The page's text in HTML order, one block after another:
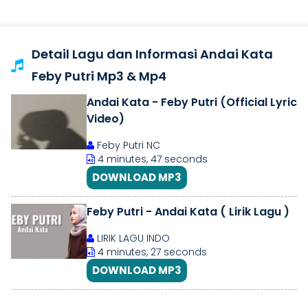
Detail Lagu dan Informasi Andai Kata
Feby Putri Mp3 & Mp4
Andai Kata - Feby Putri (Official Lyric
Video)
Feby Putri NC
4 minutes, 47 seconds
DOWNLOAD MP3
Feby Putri - Andai Kata ( Lirik Lagu )
LIRIK LAGU INDO
4 minutes, 27 seconds
DOWNLOAD MP3